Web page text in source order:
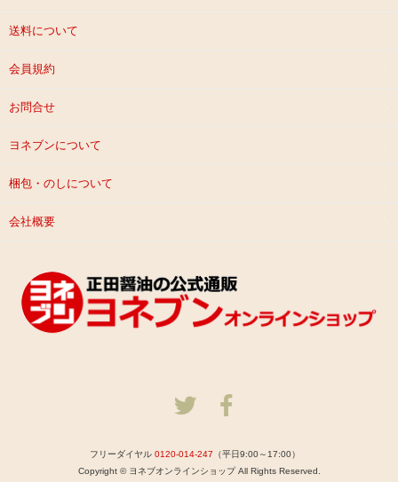
送料について
会員規約
お問合せ
ヨネブンについて
梱包・のしについて
会社概要
フリーダイヤル 0120-014-247 （平日9:00～17:00）
Copyright © ヨネブオンラインショップ All Rights Reserved.